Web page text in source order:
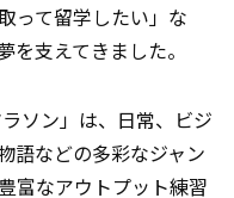
って留学したい」な
を支えてきました。
ソン」は、日常、ビジ
語などの多彩なジャン
豊富なアウトプット練習